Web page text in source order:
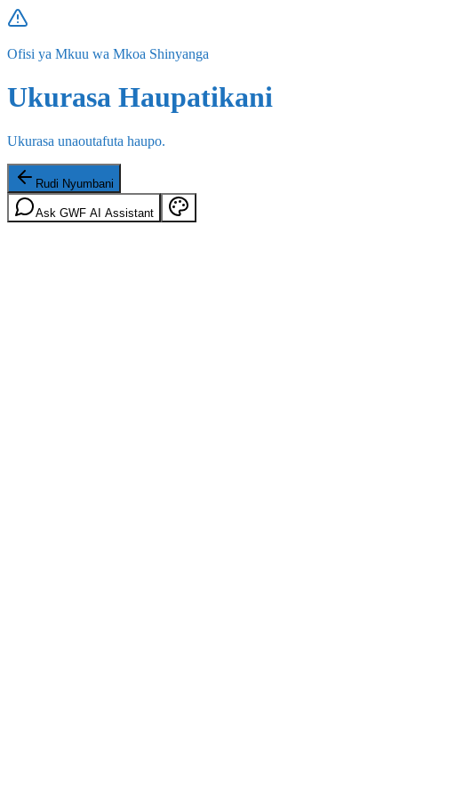
Ofisi ya Mkuu wa Mkoa Shinyanga
Ukurasa Haupatikani
Ukurasa unaoutafuta haupo.
Rudi Nyumbani
Ask GWF AI Assistant